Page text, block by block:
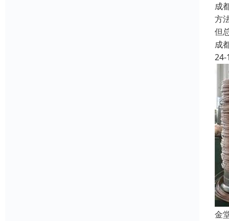
成
方
但
成
24-
金